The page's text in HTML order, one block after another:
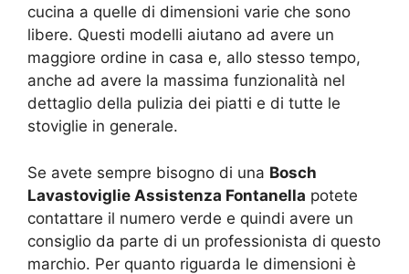
cucina a quelle di dimensioni varie che sono
libere. Questi modelli aiutano ad avere un
maggiore ordine in casa e, allo stesso tempo,
anche ad avere la massima funzionalità nel
dettaglio della pulizia dei piatti e di tutte le
stoviglie in generale.
Se avete sempre bisogno di una Bosch
Lavastoviglie Assistenza Fontanella potete
contattare il numero verde e quindi avere un
consiglio da parte di un professionista di questo
marchio. Per quanto riguarda le dimensioni è